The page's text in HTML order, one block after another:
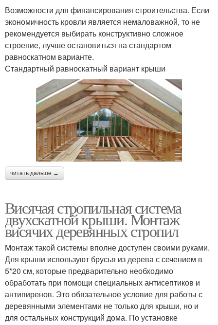
Возможности для финансирования строительства. Если
экономичность кровли является немаловажной, то не
рекомендуется выбирать конструктивно сложное
строение, лучше остановиться на стандартом
равноскатном варианте.
Стандартный равноскатный вариант крыши
читать дальше →
Висячая стропильная система
двухскатной крыши. Монтаж
висячих деревянных стропил
Монтаж такой системы вполне доступен своими руками.
Для крыши используют брусья из дерева с сечением в
5*20 см, которые предварительно необходимо
обработать при помощи специальных антисептиков и
антипиренов. Это обязательное условие для работы с
деревянными элементами не только для крыши, но и
для остальных конструкций дома. По установке